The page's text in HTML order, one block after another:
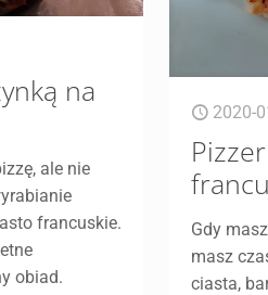
na
ale nie
francuskie.
obiad.
2020-
Gdy
masz
ciasta,